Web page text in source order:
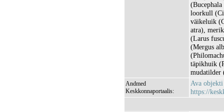
loorkull
väikeluik
atra),
(Larus
(Mergus
täpikhuik
mudatilder
Andmed
Keskkonnaportaalis:
Ava objekti
https://